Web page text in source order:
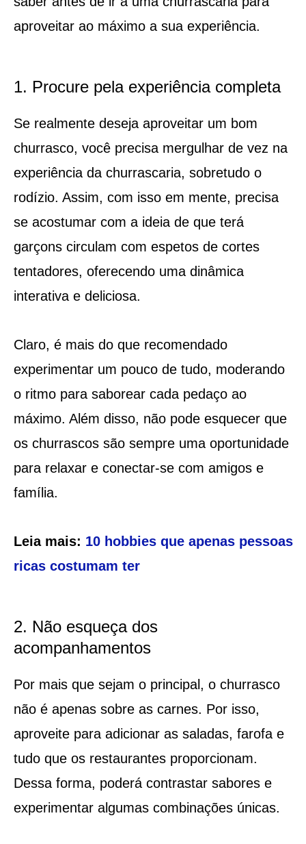
aproveitar ao máximo a sua experiência.
1. Procure pela experiência completa
Se realmente deseja aproveitar um bom
churrasco, você precisa mergulhar de vez na
experiência da churrascaria, sobretudo o
rodízio. Assim, com isso em mente, precisa
se acostumar com a ideia de que terá
garçons circulam com espetos de cortes
tentadores, oferecendo uma dinâmica
interativa e deliciosa.
Claro, é mais do que recomendado
experimentar um pouco de tudo, moderando
o ritmo para saborear cada pedaço ao
máximo. Além disso, não pode esquecer que
os churrascos são sempre uma oportunidade
para relaxar e conectar-se com amigos e
família.
Leia mais: 10 hobbies que apenas pessoas
ricas costumam ter
2. Não esqueça dos
acompanhamentos
Por mais que sejam o principal, o churrasco
não é apenas sobre as carnes. Por isso,
aproveite para adicionar as saladas, farofa e
tudo que os restaurantes proporcionam.
Dessa forma, poderá contrastar sabores e
experimentar algumas combinações únicas.